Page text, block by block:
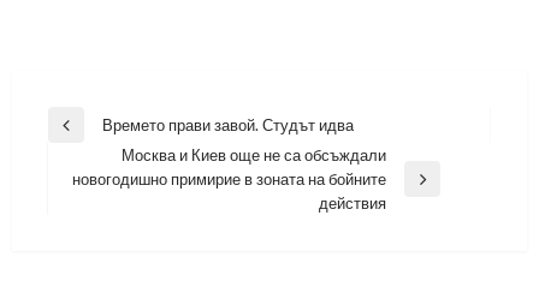
Навигация
Previous
Времето прави завой. Студът идва
Next
Москва и Киев още не са обсъждали
новогодишно примирие в зоната на бойните
действия